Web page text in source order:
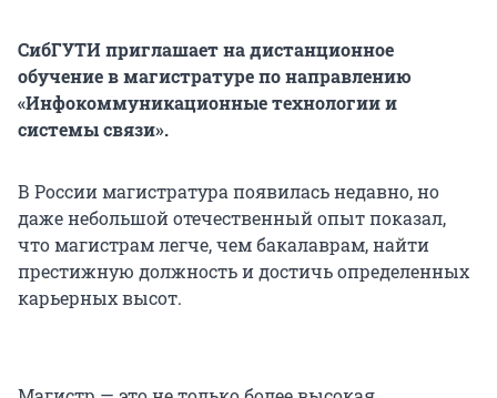
СибГУТИприглашает на дистанционное
обучение в магистратуре по направлению
«Инфокоммуникационные технологии и
системы связи».
В России магистратура появилась недавно, но
даже небольшой отечественный опыт показал,
что магистрам легче, чем бакалаврам, найти
престижную должность и достичь определенных
карьерных высот.